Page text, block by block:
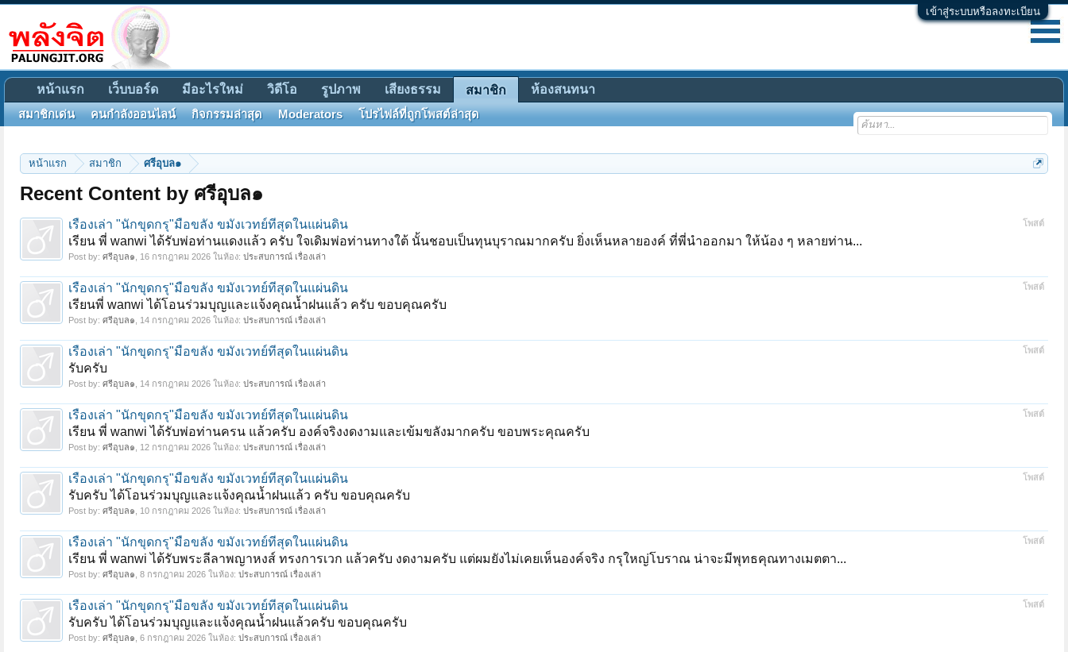
เข้าสู่ระบบหรือลงทะเบียน
หน้าแรก สมาชิก ศรีอุบล๑
Recent Content by ศรีอุบล๑
โพสต์
เรื่องเล่า "นักขุดกรุ"มือขลัง ขมังเวทย์ที่สุดในแผ่นดิน
เรียน พี่ wanwi ได้รับพ่อท่านแดงแล้ว ครับ ใจเดิมพ่อท่านทางใต้ นั้นชอบเป็นทุนบุราณมากครับ ยิ่งเห็นหลายองค์ ที่พี่นำออกมา ให้น้อง ๆ หลายท่าน...
Post by: ศรีอุบล๑ 16 กรกฎาคม 2026 ในห้อง: ประสบการณ์ เรื่องเล่า
โพสต์
เรื่องเล่า "นักขุดกรุ"มือขลัง ขมังเวทย์ที่สุดในแผ่นดิน
เรียนพี่ wanwi ได้โอนร่วมบุญและแจ้งคุณน้ำฝนแล้ว ครับ ขอบคุณครับ
Post by: ศรีอุบล๑ 14 กรกฎาคม 2026 ในห้อง: ประสบการณ์ เรื่องเล่า
โพสต์
เรื่องเล่า "นักขุดกรุ"มือขลัง ขมังเวทย์ที่สุดในแผ่นดิน
รับครับ
Post by: ศรีอุบล๑ 14 กรกฎาคม 2026 ในห้อง: ประสบการณ์ เรื่องเล่า
โพสต์
เรื่องเล่า "นักขุดกรุ"มือขลัง ขมังเวทย์ที่สุดในแผ่นดิน
เรียน พี่ wanwi ได้รับพ่อท่านครน แล้วครับ องค์จริงงดงามและเข้มขลังมากครับ ขอบพระคุณครับ
Post by: ศรีอุบล๑ 12 กรกฎาคม 2026 ในห้อง: ประสบการณ์ เรื่องเล่า
โพสต์
เรื่องเล่า "นักขุดกรุ"มือขลัง ขมังเวทย์ที่สุดในแผ่นดิน
รับครับ ได้โอนร่วมบุญและแจ้งคุณน้ำฝนแล้ว ครับ ขอบคุณครับ
Post by: ศรีอุบล๑ 10 กรกฎาคม 2026 ในห้อง: ประสบการณ์ เรื่องเล่า
โพสต์
เรื่องเล่า "นักขุดกรุ"มือขลัง ขมังเวทย์ที่สุดในแผ่นดิน
เรียน พี่ wanwi ได้รับพระลีลาพญาหงส์ ทรงการเวก แล้วครับ งดงามครับ แต่ผมยังไม่เคยเห็นองค์จริง กรุใหญ่โบราณ น่าจะมีพุทธคุณทางเมตตา...
Post by: ศรีอุบล๑ 8 กรกฎาคม 2026 ในห้อง: ประสบการณ์ เรื่องเล่า
โพสต์
เรื่องเล่า "นักขุดกรุ"มือขลัง ขมังเวทย์ที่สุดในแผ่นดิน
รับครับ ได้โอนร่วมบุญและแจ้งคุณน้ำฝนแล้วครับ ขอบคุณครับ
Post by: ศรีอุบล๑ 6 กรกฎาคม 2026 ในห้อง: ประสบการณ์ เรื่องเล่า
หน้าแรก เว็บบอร์ด มีอะไรใหม่ วิดีโอ รูปภาพ เสียงธรรม สมาชิก
สมาชิกเด่น คนกำลังออนไลน์ กิจกรรมล่าสุด Moderators โปรไฟล์ที่ถูกโพสต์ล่าสุด
ห้องสนทนา